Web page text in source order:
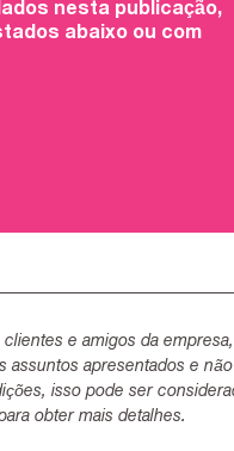
nesta publicação,
abaixo ou com
e amigos da empresa,
assuntos apresentados e não
isso pode ser
obter mais detalhes.